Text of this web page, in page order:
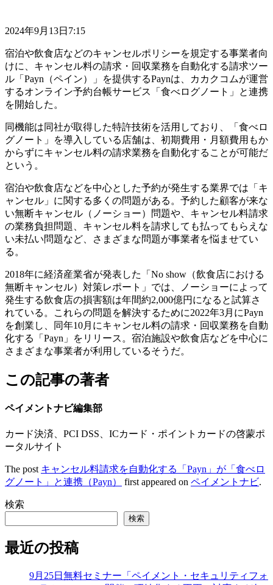
2024年9月13日7:15
宿泊や飲食店などのキャンセルポリシーを規定する事業者向
けに、キャンセル料の請求・回収業務を自動化する請求ツー
ル「Payn（ペイン）」を提供するPaynは、カカクコムが運営
するオンライン予約台帳サービス「食べログノート」と連携
を開始した。
同機能は同社が取得した特許技術を活用しており、「食べロ
グノート」を導入している店舗は、初期費用・月額費用もか
からずにキャンセル料の請求業務を自動化することが可能だ
という。
宿泊や飲食店などを中心とした予約が発生する業界では「キ
ャンセル」に関する多くの問題がある。予約した顧客が来な
い無断キャンセル（ノーショー）問題や、キャンセル料請求
の業務負担問題、キャンセル料を請求しても払ってもらえな
い未払い問題など、さまざまな問題が事業者を悩ませてい
る。
2018年に経済産業省が発表した「No show（飲食店における
無断キャンセル）対策レポート」では、ノーショーによって
発生する飲食店の損害額は年間約2,000億円になると試算さ
れている。これらの問題を解決するために2022年3月にPayn
を創業し、同年10月にキャンセル料の請求・回収業務を自動
化する「Payn」をリリース。宿泊施設や飲食店などを中心に
さまざまな事業者が利用しているそうだ。
この記事の著者
ペイメントナビ編集部
カード決済、PCI DSS、ICカード・ポイントカードの啓蒙ポ
ータルサイト
The post キャンセル料請求を自動化する「Payn」が「食べロ
グノート」と連携（Payn）
first appeared on ペイメントナビ.
検索
検索
最近の投稿
9月25日無料セミナー「ペイメント・セキュリティフォ